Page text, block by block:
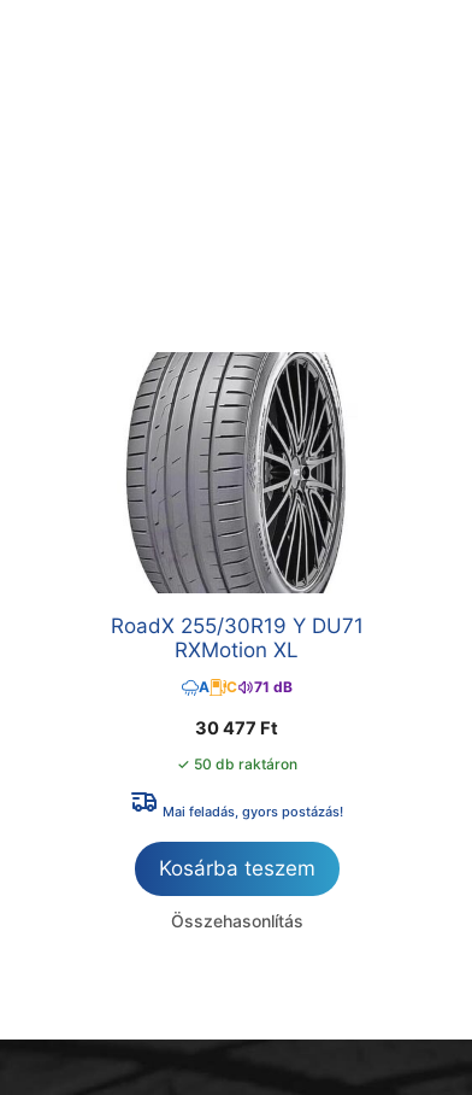
RoadX 255/30R19 Y DU71
RXMotion XL
A C 71 dB
30 477 Ft
✓ 50 db raktáron
Mai feladás, gyors postázás!
Kosárba teszem
Összehasonlítás